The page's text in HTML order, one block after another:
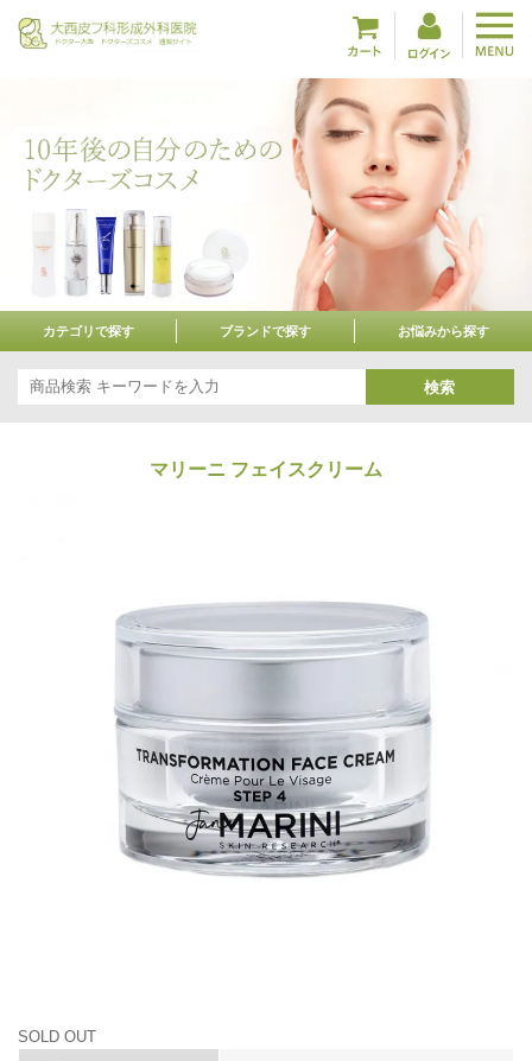
カテゴリで探す ブランドで探す お悩みから探す
検索
マリーニ フェイスクリーム
SOLD OUT